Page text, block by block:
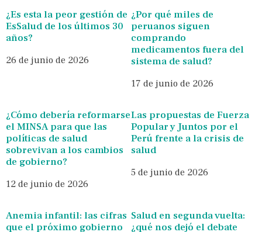
¿Es esta la peor gestión de
EsSalud de los últimos 30
años?
26 de junio de 2026
¿Por qué miles de
peruanos siguen
comprando
medicamentos fuera del
sistema de salud?
17 de junio de 2026
¿Cómo debería reformarse
el MINSA para que las
políticas de salud
sobrevivan a los cambios
de gobierno?
12 de junio de 2026
Las propuestas de Fuerza
Popular y Juntos por el
Perú frente a la crisis de
salud
5 de junio de 2026
Anemia infantil: las cifras
que el próximo gobierno
Salud en segunda vuelta:
¿qué nos dejó el debate